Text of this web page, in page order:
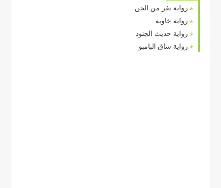
رواية نفر من الجن
رواية خاوية
رواية حديث الجنود
رواية ساق البامبو